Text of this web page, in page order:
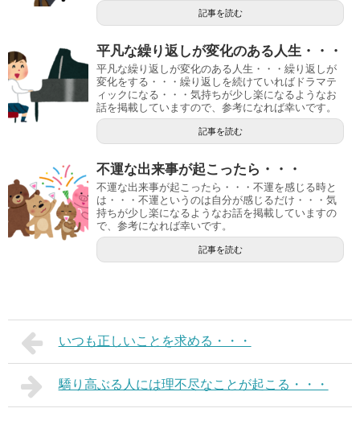
記事を読む
平凡な繰り返しが変化のある人生・・・
平凡な繰り返しが変化のある人生・・・繰り返しが
変化をする・・・繰り返しを続けていればドラマテ
ィックになる・・・気持ちが少し楽になるようなお
話を掲載していますので、参考になれば幸いです。
記事を読む
不運な出来事が起こったら・・・
不運な出来事が起こったら・・・不運を感じる時と
は・・・不運というのは自分が感じるだけ・・・気
持ちが少し楽になるようなお話を掲載していますの
で、参考になれば幸いです。
記事を読む
いつも正しいことを求める・・・
驕り高ぶる人には理不尽なことが起こる・・・